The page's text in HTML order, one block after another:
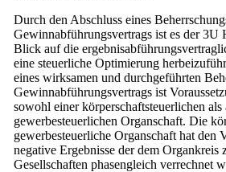
Durch den Abschluss eines
Gewinnabführungsvertrags ist es der
Blick auf die
eine steuerliche Optimierung
eines wirksamen und durchgeführten
Gewinnabführungsvertrags ist
sowohl einer körperschaftsteuerlichen als
gewerbesteuerlichen Organschaft. Die
gewerbesteuerliche Organschaft hat den
negative Ergebnisse der dem Organkreis
Gesellschaften phasengleich verrechnet